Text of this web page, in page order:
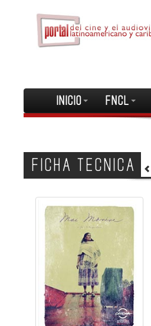
INICIO FNCL
FICHA TECNICA